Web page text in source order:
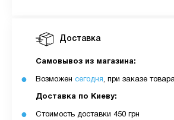
Доставка
Самовывоз из магазина:
Возможен сегодня, при заказе
Доставка по Киеву:
Стоимость доставки 450 грн